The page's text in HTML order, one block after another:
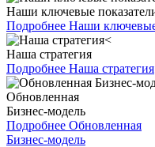
Наши ключевые
Подробнее Наши ключевые
Наша стратегия
Подробнее Наша стратегия
Обновленная
Бизнес-модель
Подробнее Обновленная
Бизнес-модель